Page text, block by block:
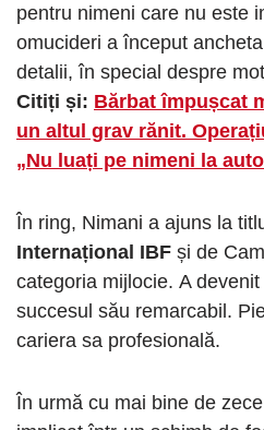
pentru nimeni care nu este
omucideri a început
detalii, în special despre
Citiți și: Bărbat împușcat
un altul grav rănit.
„Nu luați pe nimeni la
În ring, Nimani a ajuns la
Internațional IBF și de
categoria mijlocie. A
succesul său remarcabil.
cariera sa profesională.
În urmă cu mai bine de